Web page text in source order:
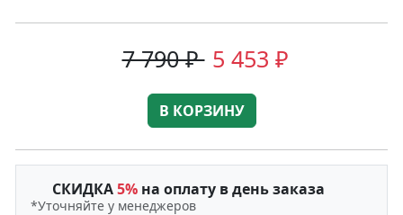
7 790 ₽ 5 453 ₽
В КОРЗИНУ
СКИДКА5% на оплату в день заказа
*Уточняйте у менеджеров